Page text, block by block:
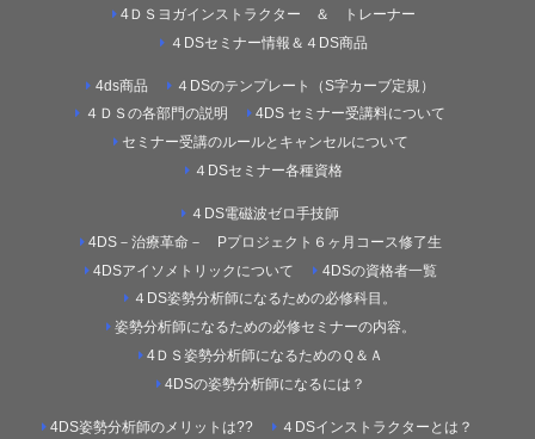
4ＤＳヨガインストラクター ＆ トレーナー
４DSセミナー情報＆４DS商品
4ds商品
４DSのテンプレート（S字カーブ定規）
４ＤＳの各部門の説明
4DS セミナー受講料について
セミナー受講のルールとキャンセルについて
４DSセミナー各種資格
４DS電磁波ゼロ手技師
4DS－治療革命－ Pプロジェクト６ヶ月コース修了生
4DSアイソメトリックについて
4DSの資格者一覧
４DS姿勢分析師になるための必修科目。
姿勢分析師になるための必修セミナーの内容。
4ＤＳ姿勢分析師になるためのＱ＆Ａ
4DSの姿勢分析師になるには？
4DS姿勢分析師のメリットは??
４DSインストラクターとは？